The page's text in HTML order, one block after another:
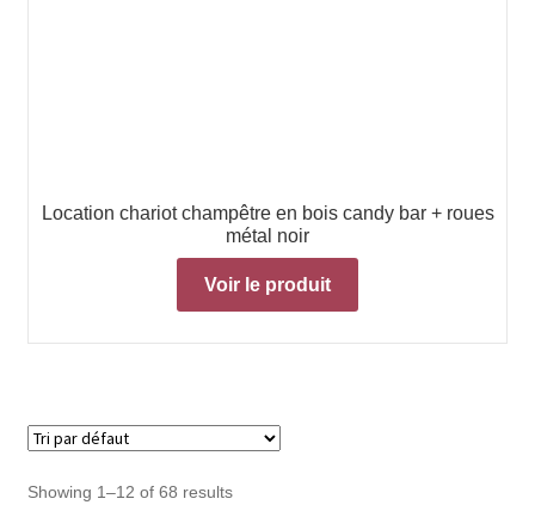
Location chariot champêtre en bois candy bar + roues
métal noir
Voir le produit
Showing 1–12 of 68 results